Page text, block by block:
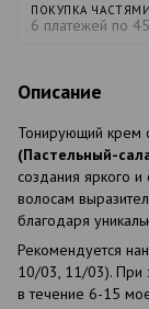
ПОКУПКА ЧАСТЯМИ
6 платежей по
Описание
Тонирующий крем
(Пастельный-
создания яркого
волосам
благодаря
Рекомендуется
10/03, 11/03). При
в течение 6-15